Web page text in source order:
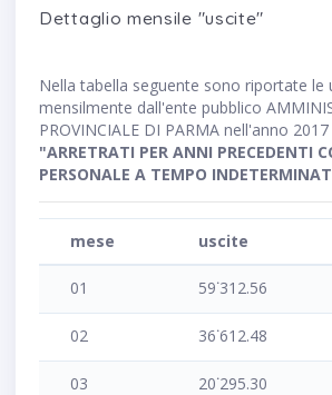
Dettaglio mensile "uscite"
Nella tabella seguente sono riportate le
mensilmente dall'ente pubblico
PROVINCIALE DI PARMA nell'anno
"ARRETRATI PER ANNI PRECEDENTI
PERSONALE A TEMPO
mese uscite
01 59˙312.56
02 36˙612.48
03 20˙295.30